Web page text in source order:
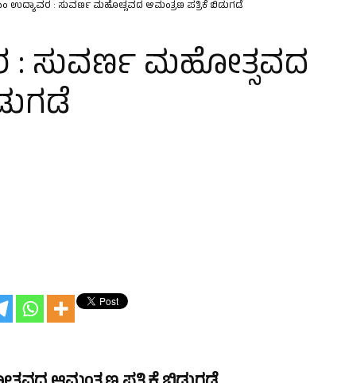
ಉದ್ಯಾವರ : ಸುವರ್ಣ ಮಹೋತ್ಸವದ ಆಮಂತ್ರಣ ಪತ್ರಿಕೆ ಬಿಡುಗಡೆ
: ಸುವರ್ಣ ಮಹೋತ್ಸವದ